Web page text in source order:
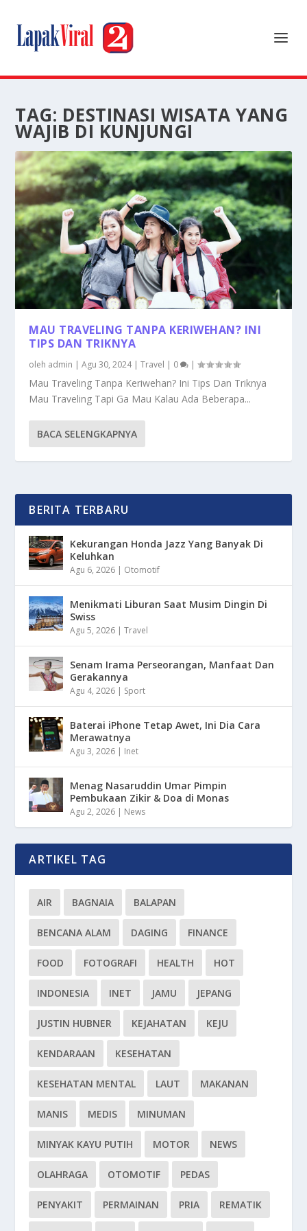
TAG: DESTINASI WISATA YANG
WAJIB DI KUNJUNGI
MAU TRAVELING TANPA KERIWEHAN? INI
TIPS DAN TRIKNYA
oleh admin |Agu 30, 2024|Travel | 0 |
Mau Traveling Tanpa Keriwehan? Ini Tips Dan Triknya
Mau Traveling Tapi Ga Mau Kalau Ada Beberapa...
BACA SELENGKAPNYA
BERITA TERBARU
Kekurangan Honda Jazz Yang Banyak Di
Keluhkan
Agu 6, 2026 | Otomotif
Menikmati Liburan Saat Musim Dingin Di
Swiss
Agu 5, 2026 |Travel
Senam Irama Perseorangan, Manfaat Dan
Gerakannya
Agu 4, 2026 | Sport
Baterai iPhone Tetap Awet, Ini Dia Cara
Merawatnya
Agu 3, 2026 | Inet
Menag Nasaruddin Umar Pimpin
Pembukaan Zikir & Doa di Monas
Agu 2, 2026 | News
ARTIKEL TAG
AIR BAGNAIA BALAPAN
BENCANA ALAM DAGING FINANCE
FOOD FOTOGRAFI HEALTH HOT
INDONESIA INET JAMU JEPANG
JUSTIN HUBNER KEJAHATAN KEJU
KENDARAAN KESEHATAN
KESEHATAN MENTAL LAUT MAKANAN
MANIS MEDIS MINUMAN
MINYAK KAYU PUTIH MOTOR NEWS
OLAHRAGA OTOMOTIF PEDAS
PENYAKIT PERMAINAN PRIA REMATIK